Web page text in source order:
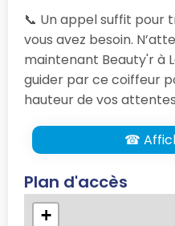
📞 Un appel suffit pour
vous avez besoin.
maintenant Beauty'r à
guider par ce coiffeur
hauteur de vos
☎
Plan d'accès
+